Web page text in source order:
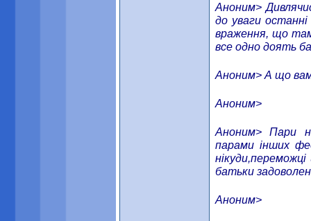
Аноним>
до уваги
враження, що
все одно доять
Аноним> А що вам
Аноним>
Аноним> Пари
парами інших
батьки
Аноним>